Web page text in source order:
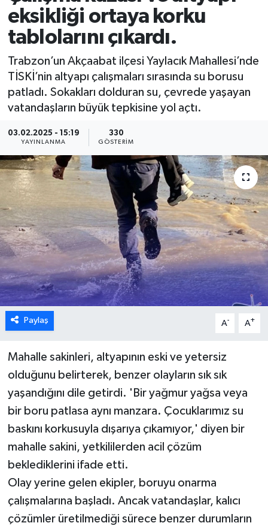
eksikliği ortaya korku
tablolarını çıkardı.
Trabzon’un Akçaabat ilçesi Yaylacık Mahallesi’nde
TİSKİ’nin altyapı çalışmaları sırasında su borusu
patladı. Sokakları dolduran su, çevrede yaşayan
vatandaşların büyük tepkisine yol açtı.
03.02.2025 - 15:19
YAYINLANMA
330
GÖSTERIM
Paylaş A- A+
Mahalle sakinleri, altyapının eski ve yetersiz
olduğunu belirterek, benzer olayların sık sık
yaşandığını dile getirdi. 'Bir yağmur yağsa veya
bir boru patlasa aynı manzara. Çocuklarımız su
baskını korkusuyla dışarıya çıkamıyor,' diyen bir
mahalle sakini, yetkililerden acil çözüm
beklediklerini ifade etti.
Olay yerine gelen ekipler, boruyu onarma
çalışmalarına başladı. Ancak vatandaşlar, kalıcı
çözümler üretilmediği sürece benzer durumların